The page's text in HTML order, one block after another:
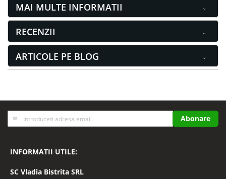
MAI MULTE INFORMATII
RECENZII
ARTICOLE PE BLOG
Inscrieti-
va
noastre
Abonare
INFORMATII UTILE:
SC Vladia Bistrita SRL